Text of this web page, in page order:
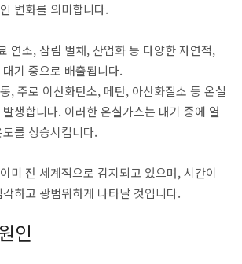
변화를 의미합니다.
연소, 삼림 벌채, 산업화 등 다양한 자연적,
기 중으로 배출됩니다.
, 주로 이산화탄소, 메탄, 아산화질소 등 온실
생합니다. 이러한 온실가스는 대기 중에 열
를 상승시킵니다.
미 전 세계적으로 감지되고 있으며, 시간이
하고 광범위하게 나타날 것입니다.
인